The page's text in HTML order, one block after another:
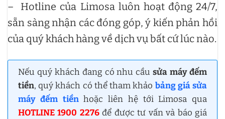
– Hotline của Limosa luôn hoạt động 24/7,
sẵn sàng nhận các đóng góp, ý kiến phản hồi
của quý khách hàng về dịch vụ bất cứ lúc nào.
Nếu quý khách đang có nhu cầusửa máy đếm
tiền, quý khách có thể tham khảo bảng giá sửa
máy đếm tiềnhoặc liên hệ tới Limosa qua
HOTLINE 1900 2276để được tư vấn và báo giá